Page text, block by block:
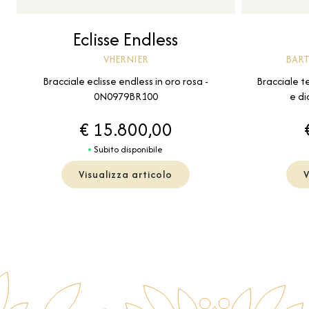
Eclisse Endless
VHERNIER
Bracciale eclisse endless in oro rosa -
0N0979BR100
€ 15.800,00
Subito disponibile
Visualizza articolo
Bracciale
e